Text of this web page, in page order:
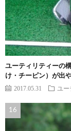
ユーティリティーの
け・チーピン）が出
2017.05.31 ユ